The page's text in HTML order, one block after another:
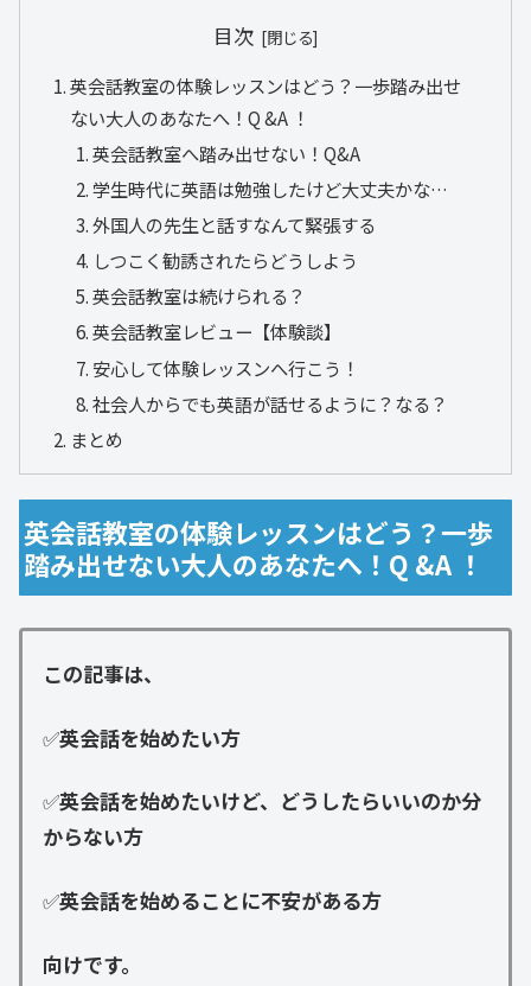
目次
英会話教室の体験レッスンはどう？一歩踏み出せ
ない大人のあなたへ！Q &A ！
英会話教室へ踏み出せない！Q&A
学生時代に英語は勉強したけど大丈夫かな…
外国人の先生と話すなんて緊張する
しつこく勧誘されたらどうしよう
英会話教室は続けられる？
英会話教室レビュー【体験談】
安心して体験レッスンへ行こう！
社会人からでも英語が話せるように？なる？
まとめ
英会話教室の体験レッスンはどう？一歩
踏み出せない大人のあなたへ！Q &A ！
この記事は、
✅英会話を始めたい方
✅英会話を始めたいけど、どうしたらいいのか分
からない方
✅英会話を始めることに不安がある方
向けです。